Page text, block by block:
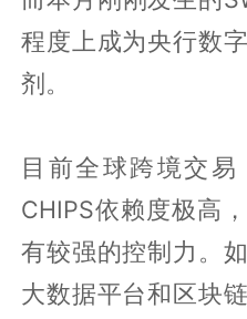
程度上成为央行数
剂。
目前全球跨境交易
CHIPS依赖度极高
有较强的控制力。
大数据平台和区块